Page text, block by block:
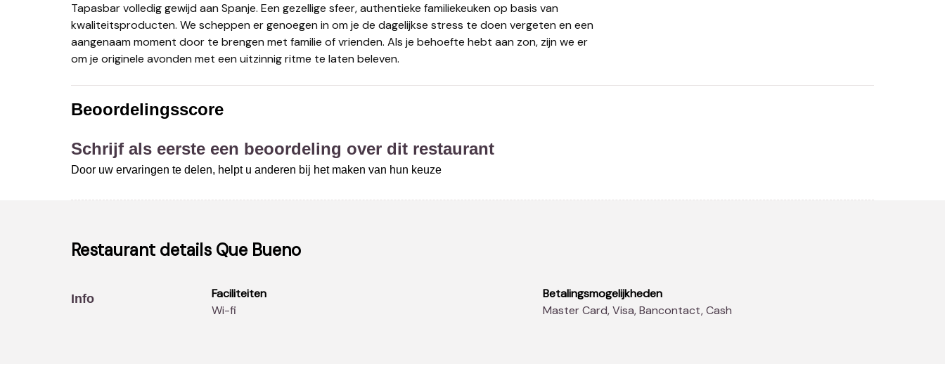
Tapasbar volledig gewijd aan Spanje. Een gezellige sfeer, authentieke familiekeuken op basis van
kwaliteitsproducten. We scheppen er genoegen in om je de dagelijkse stress te doen vergeten en een
aangenaam moment door te brengen met familie of vrienden. Als je behoefte hebt aan zon, zijn we er
om je originele avonden met een uitzinnig ritme te laten beleven.
Beoordelingsscore
Schrijf als eerste een beoordeling over dit restaurant
Door uw ervaringen te delen, helpt u anderen bij het maken van hun keuze
Restaurant details Que Bueno
Info
Faciliteiten
Wi-fi
Betalingsmogelijkheden
Master Card, Visa, Bancontact, Cash